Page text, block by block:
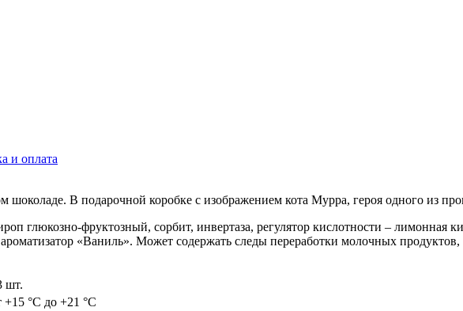
и оплата
шоколаде. В подарочной коробке с изображением кота Мурра, героя одного из
глюкозно-фруктозный, сорбит, инвертаза, регулятор кислотности – лимонная
«Ваниль». Может содержать следы переработки молочных продуктов,
шт.
+15 °C до +21 °C